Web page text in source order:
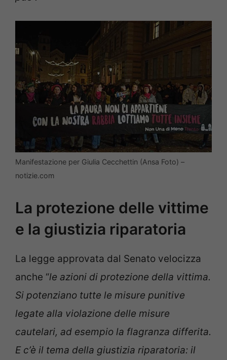
Manifestazione per Giulia Cecchettin (Ansa Foto) –
notizie.com
La protezione delle vittime
e la giustizia riparatoria
La legge approvata dal Senato velocizza
anche “le azioni di protezione della vittima.
Si potenziano tutte le misure punitive
legate alla violazione delle misure
cautelari, ad esempio la flagranza differita.
E c’è il tema della giustizia riparatoria: il